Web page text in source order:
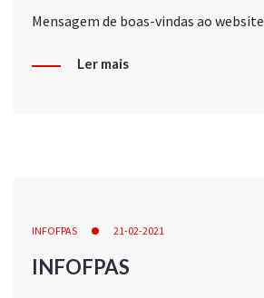
Mensagem de boas-vindas ao website
Ler mais
INFOFPAS 21-02-2021
INFOFPAS